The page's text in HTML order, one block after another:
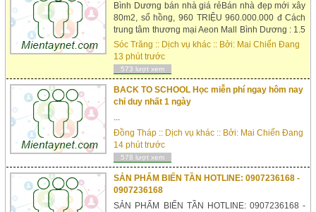
Bình Dương bán nhà giá rẻBán nhà đẹp mới xây
80m2, sổ hồng, 960 TRIỆU 960.000.000 đ Cách
trung tâm thương mại Aeon Mall Bình Dương : 1.5
kmcách siêu thị Lotte Mart Bình Dương : 2 kmcách
chợ Lái Thiêu : 1 kmcách ngã tư Bình Phước : 9.5
km cách bến xe miền đông 15 km Địa chỉ: Khu
phố bình phước huyện...
Sóc Trăng :: Dịch vụ khác :: Bởi: Mai Chiến Đang
13 phút trước
573 lượt xem
BACK TO SCHOOL Học miễn phí ngay hôm nay
chỉ duy nhất 1 ngày
...
Đồng Tháp :: Dịch vụ khác :: Bởi: Mai Chiến Đang
14 phút trước
578 lượt xem
SẢN PHẨM BIẾN TẦN HOTLINE: 0907236168 -
0907236168
SẢN PHẨM BIẾN TẦN HOTLINE: 0907236168 -